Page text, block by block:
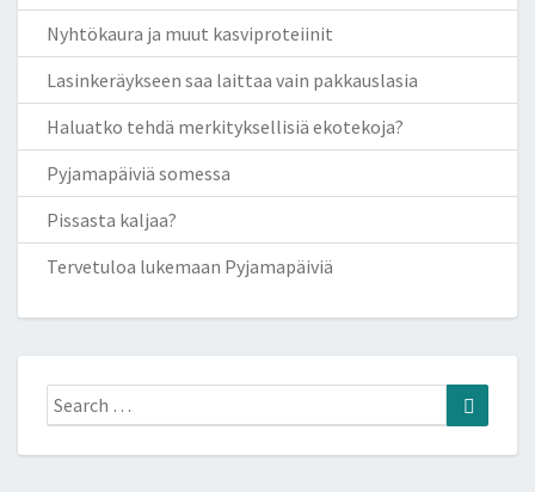
Nyhtökaura ja muut kasviproteiinit
Lasinkeräykseen saa laittaa vain pakkauslasia
Haluatko tehdä merkityksellisiä ekotekoja?
Pyjamapäiviä somessa
Pissasta kaljaa?
Tervetuloa lukemaan Pyjamapäiviä
Search
for: